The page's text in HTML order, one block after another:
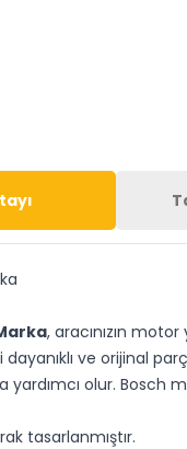
, aracınızın
ve orijinal
yardımcı olur.
tasarlanmıştır.